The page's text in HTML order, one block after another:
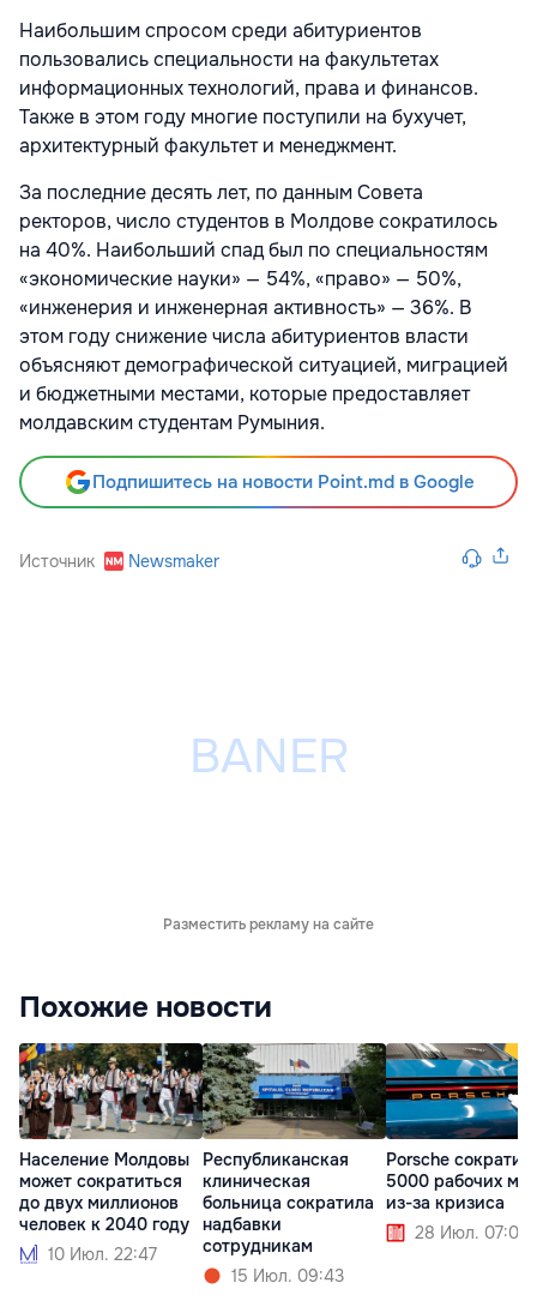
Наибольшим спросом среди абитуриентов
пользовались специальности на факультетах
информационных технологий, права и финансов.
Также в этом году многие поступили на бухучет,
архитектурный факультет и менеджмент.
За последние десять лет, по данным Совета
ректоров, число студентов в Молдове сократилось
на 40%. Наибольший спад был по специальностям
«экономические науки» — 54%, «право» — 50%,
«инженерия и инженерная активность» — 36%. В
этом году снижение числа абитуриентов власти
объясняют демографической ситуацией, миграцией
и бюджетными местами, которые предоставляет
молдавским студентам Румыния.
Подпишитесь на новости Point.md в Google
Источник Newsmaker
Разместить рекламу на сайте
Похожие новости
Население Молдовы
может сократиться
до двух миллионов
человек к 2040 году
10 Июл. 22:47
Республиканская
клиническая
больница сократила
надбавки
сотрудникам
15 Июл. 09:43
Porsche
5000 рабочих
из-за кризиса
28 Июл. 07:09